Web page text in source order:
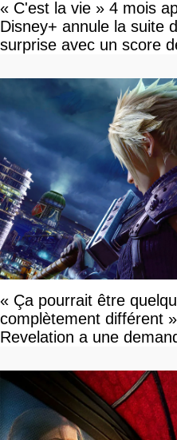
« C'est la vie » 4 mois
Disney+ annule la suite
surprise avec un score
« Ça pourrait être
complètement différent
Revelation a une